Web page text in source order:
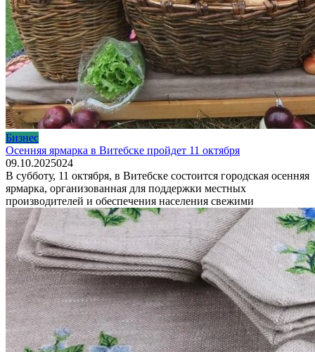
Бизнес
Осенняя ярмарка в Витебске пройдет 11 октября
09.10.2025024
В субботу, 11 октября, в Витебске состоится городская осенняя
ярмарка, организованная для поддержки местных
производителей и обеспечения населения свежими